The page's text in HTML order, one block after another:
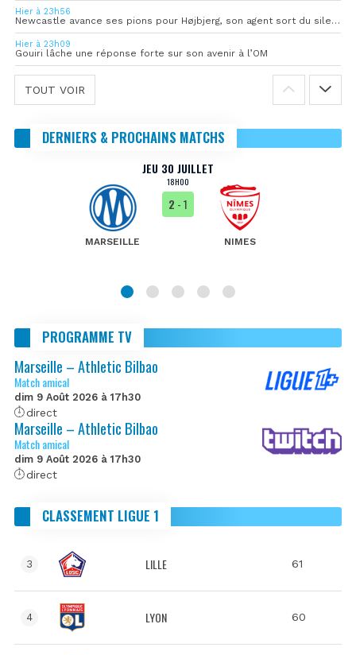
Hier à 23h56
Newcastle avance ses pions pour Højbjerg, son agent sort du silence
Hier à 23h09
Gouiri lâche une réponse forte sur son avenir à l’OM
TOUT VOIR
DERNIERS & PROCHAINS MATCHS
JEU 30 JUILLET
18H00
MARSEILLE
2 - 1
NIMES
PROGRAMME TV
Marseille – Athletic Bilbao
Match amical
dim 9 Août 2026 à 17h30
direct
Marseille – Athletic Bilbao
Match amical
dim 9 Août 2026 à 17h30
direct
CLASSEMENT LIGUE 1
3 LILLE 61
4 LYON 60